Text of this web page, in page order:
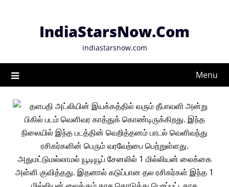
IndiaStarsNow.Com
indiastarsnow.com
Menu